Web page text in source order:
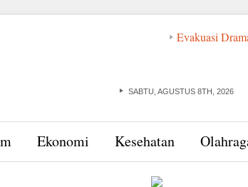
Evakuasi Dramatis di
SABTU, AGUSTUS 8TH, 2026
Ekonomi Kesehatan